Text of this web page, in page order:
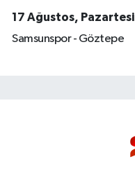
17 Ağustos, Pazartesi
Samsunspor - Göztepe